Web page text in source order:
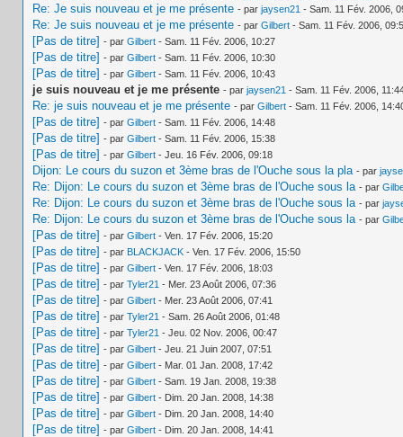
Re: Je suis nouveau et je me présente - par jaysen21 - Sam. 11 Fév. 2006,
Re: Je suis nouveau et je me présente - par Gilbert - Sam. 11 Fév. 2006,
[Pas de titre] - par Gilbert - Sam. 11 Fév. 2006, 10:27
[Pas de titre] - par Gilbert - Sam. 11 Fév. 2006, 10:30
[Pas de titre] - par Gilbert - Sam. 11 Fév. 2006, 10:43
je suis nouveau et je me présente - par jaysen21 - Sam. 11 Fév. 2006,
Re: je suis nouveau et je me présente - par Gilbert - Sam. 11 Fév. 2006,
[Pas de titre] - par Gilbert - Sam. 11 Fév. 2006, 14:48
[Pas de titre] - par Gilbert - Sam. 11 Fév. 2006, 15:38
[Pas de titre] - par Gilbert - Jeu. 16 Fév. 2006, 09:18
Dijon: Le cours du suzon et 3ème bras de l'Ouche sous la pla - par
Re: Dijon: Le cours du suzon et 3ème bras de l'Ouche sous la - par
Re: Dijon: Le cours du suzon et 3ème bras de l'Ouche sous la - par
Re: Dijon: Le cours du suzon et 3ème bras de l'Ouche sous la - par
[Pas de titre] - par Gilbert - Ven. 17 Fév. 2006, 15:20
[Pas de titre] - par BLACKJACK - Ven. 17 Fév. 2006, 15:50
[Pas de titre] - par Gilbert - Ven. 17 Fév. 2006, 18:03
[Pas de titre] - par Tyler21 - Mer. 23 Août 2006, 07:36
[Pas de titre] - par Gilbert - Mer. 23 Août 2006, 07:41
[Pas de titre] - par Tyler21 - Sam. 26 Août 2006, 01:48
[Pas de titre] - par Tyler21 - Jeu. 02 Nov. 2006, 00:47
[Pas de titre] - par Gilbert - Jeu. 21 Juin 2007, 07:51
[Pas de titre] - par Gilbert - Mar. 01 Jan. 2008, 17:42
[Pas de titre] - par Gilbert - Sam. 19 Jan. 2008, 19:38
[Pas de titre] - par Gilbert - Dim. 20 Jan. 2008, 14:38
[Pas de titre] - par Gilbert - Dim. 20 Jan. 2008, 14:40
[Pas de titre] - par Gilbert - Dim. 20 Jan. 2008, 14:41